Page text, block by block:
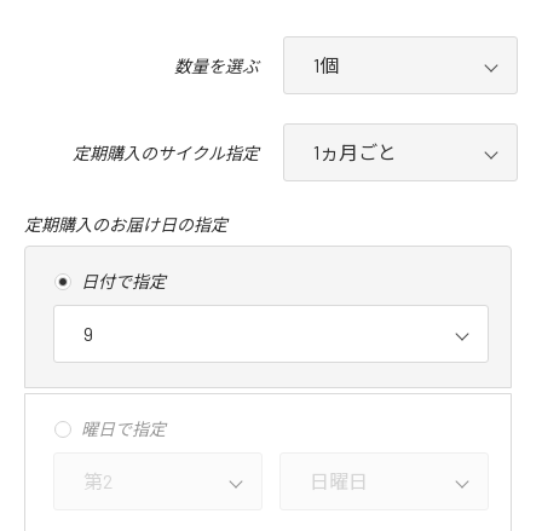
数量を選ぶ
定期購入のサイクル指定
定期購入のお届け日の指定
日付で指定
曜日で指定